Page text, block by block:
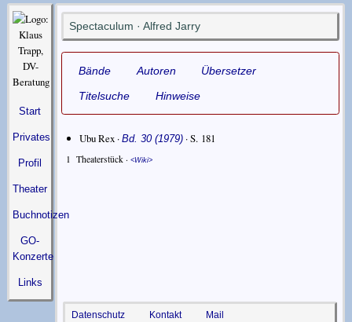
Start
Privates
Profil
Theater
Buchnotizen
GO-
Konzerte
Links
Spectaculum · Alfred Jarry
Bände Autoren
Übersetzer
Titelsuche
Hinweise
Ubu Rex ·Bd. 30 (1979) · S. 181
1 Theaterstück · Wiki
Datenschutz Kontakt Mail